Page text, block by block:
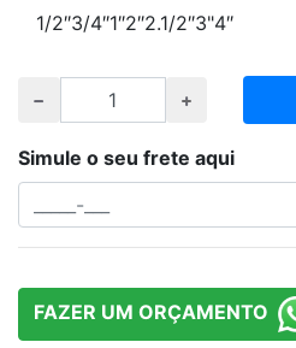
1/2″3/4″1″2″2.1/2″3"4″
Simule o seu frete aqui
FAZER UM ORÇAMENTO